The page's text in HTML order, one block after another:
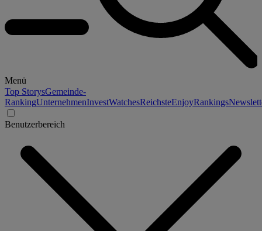
Menü
Top StorysGemeinde-
RankingUnternehmenInvestWatchesReichsteEnjoyRankings
Benutzerbereich